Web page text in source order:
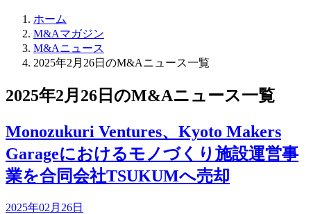
ホーム
M&Aマガジン
M&Aニュース
2025年2月26日のM&Aニュース一覧
2025年2月26日のM&Aニュース一覧
Monozukuri Ventures、Kyoto Makers
Garageにおけるモノづくり施設運営事
業を合同会社TSUKUMへ売却
2025年02月26日